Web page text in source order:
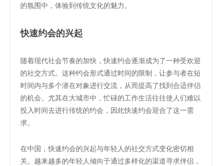
的氛围中，体验到传统文化的魅力。
快速约会的兴起
随着现代社会节奏的加快，快速约会逐渐成为了一种受欢迎
的社交方式。这种约会形式通过时间的限制，让参与者在短
时间内与多个潜在对象进行交流，从而提高了找到合适伴侣
的机会。尤其在大城市中，忙碌的工作生活往往使人们难以
投入时间去进行传统的约会，因此快速约会迎合了这一需
求。
在中国，快速约会的兴起与年轻人的社交方式变化密切相
关。越来越多的年轻人倾向于通过多样化的渠道寻求伴侣，